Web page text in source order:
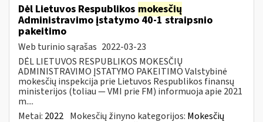
Dėl Lietuvos Respublikos mokesčių
Administravimo įstatymo 40-1 straipsnio
pakeitimo
Web turinio sąrašas 2022-03-23
DĖL LIETUVOS RESPUBLIKOS MOKESČIŲ
ADMINISTRAVIMO ĮSTATYMO PAKEITIMO Valstybinė
mokesčių inspekcija prie Lietuvos Respublikos finansų
ministerijos (toliau — VMI prie FM) informuoja apie 2021
m....
Metai: 2022 Mokesčių žinyno kategorijos: Mokesčių